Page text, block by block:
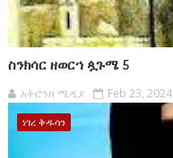
ስንክሳር ዘወርኀ ጷጉሜ 5
አትሮንስ ሚዲያ Feb 23, 2024
ነገረ ቅዱሳን